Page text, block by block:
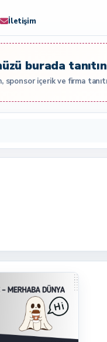
İletişim
burada tanıtın
sponsor içerik ve firma